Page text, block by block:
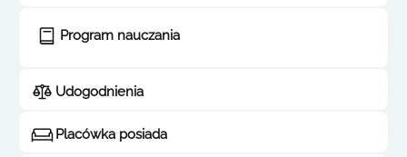
Program nauczania
Udogodnienia
Placówka posiada